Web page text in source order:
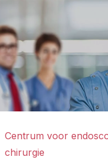
Centrum voor
chirurgie